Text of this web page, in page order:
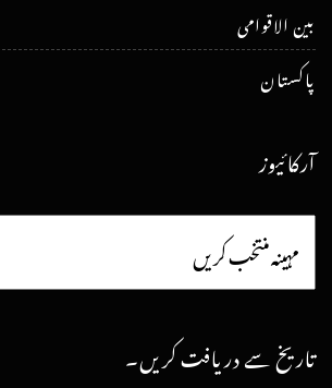
بین الاقوامی
پاکستان
آرکائیوز
تاریخ سے دریافت کریں۔